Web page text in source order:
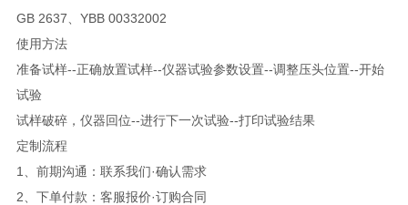
GB 2637、YBB 00332002
使用方法
准备试样--正确放置试样--仪器试验参数设置--调整压头位置--开始
试验
试样破碎，仪器回位--进行下一次试验--打印试验结果
定制流程
1、前期沟通：联系我们·确认需求
2、下单付款：客服报价·订购合同